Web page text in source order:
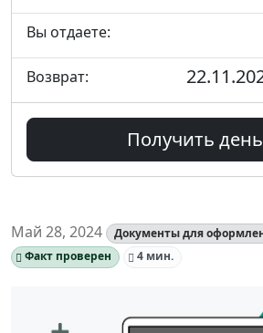
Вы отдаете:
Возврат:
Получить
Май 28, 2024
Документы для
Факт проверен
4 мин.